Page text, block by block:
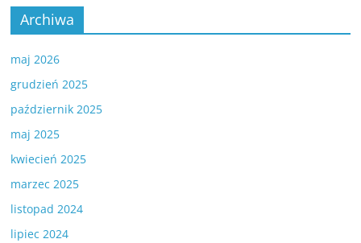
Archiwa
maj 2026
grudzień 2025
październik 2025
maj 2025
kwiecień 2025
marzec 2025
listopad 2024
lipiec 2024